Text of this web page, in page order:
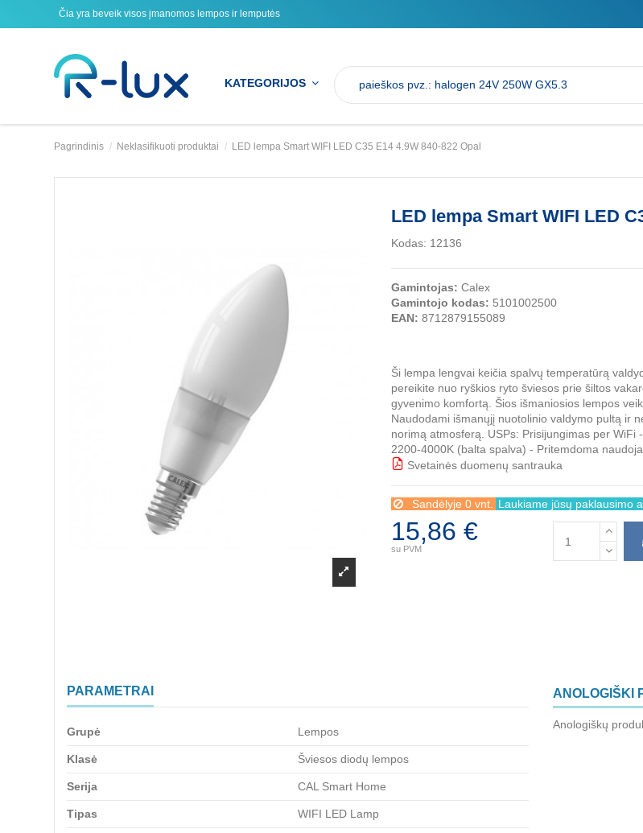
Čia yra beveik visos įmanomos lempos ir lemputės
KATEGORIJOS
Pagrindinis Neklasifikuoti produktai LED lempa Smart WIFI LED C35 E14 4.9W 840-822 Opal
LED lempa Smart WIFI LED
Kodas: 12136
Gamintojas: Calex
Gamintojo kodas: 5101002500
EAN: 8712879155089
Ši lempa lengvai keičia spalvų temperatūrą
pereikite nuo ryškios ryto šviesos prie šiltos
gyvenimo komfortą. Šios išmaniosios lempos
Naudodami išmanųjį nuotolinio valdymo pultą ir
norimą atmosferą. USPs: Prisijungimas per
2200-4000K (balta spalva) - Pritemdoma
Svetainės duomenų santrauka
Sandėlyje 0 vnt. Laukiame jūsų paklausimo
15,86 €
su PVM
PARAMETRAI
Grupė Lempos
Klasė Šviesos diodų lempos
Serija CAL Smart Home
Tipas WIFI LED Lamp
ANOLOGIŠKI
Anologiškų